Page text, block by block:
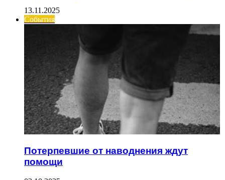
13.11.2025
События
Потерпевшие от наводнения ждут
помощи